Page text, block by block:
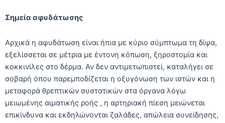
Σημεία αφυδάτωσης
Αρχικά η αφυδάτωση είναι ήπια με κύριο σύμπτωμα τη δίψα,
εξελίσσεται σε μέτρια με έντονη κόπωση, ξηροστομία και
κοκκινίλες στο δέρμα. Αν δεν αντιμετωπιστεί, καταλήγει σε
σοβαρή όπου παρεμποδίζεται η οξυγόνωση των ιστών και η
μεταφορά θρεπτικών συστατικών στα όργανα λόγω
μειωμένης αιματικής ροής , η αρτηριακή πίεση μειώνεται
επικίνδυνα και εκδηλώνονται ζαλάδες, απώλεια συνείδησης,